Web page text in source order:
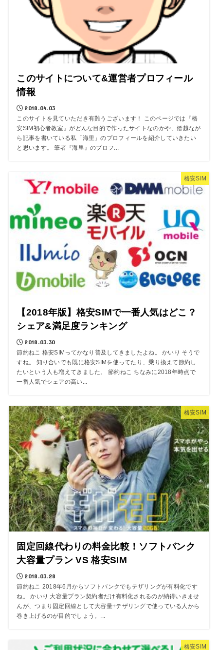
このサイトについて&運営者プロフィール
情報
2018.04.03
このサイトを見ていただき有難うございます！ このページでは『格
安SIM初心者教室』がどんな目的で作ったサイトなのかや、僭越なが
ら記事を書いている私「海里」のプロフィールを紹介していきたい
と思います。 筆者『海里』のプロフ...
格安SIM
【2018年版】格安SIMで一番人気はどこ？
シェア&満足度ランキング
2018.03.30
節約ねこ 格安SIMってかなり普及してきましたよね。 かいり そうで
すね。 知り合いでも既に格安SIMを使ってたり、乗り換えて節約し
たいという人も増えてきました。 節約ねこ ちなみに2018年時点で
一番人気でシェアの高い...
格安SIM
固定回線代わりの料金比較！ソフトバンク
大容量プラン VS 格安SIM
2018.03.28
節約ねこ 2018年6月からソフトバンクでもテザリングが有料化です
ね。 かいり 大容量プラン契約者だけ有料化されるのが納得いきませ
んが、つまり固定回線として大容量+テザリングで使っている人から
巻き上げるのが目的でしょう。...
格安SIM